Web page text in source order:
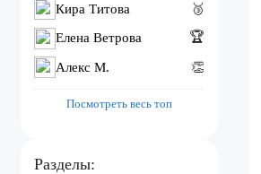
Кира Титова
🥉
Елена Ветрова 🏆
Алекс M. 👏
Посмотреть весь топ
Разделы: